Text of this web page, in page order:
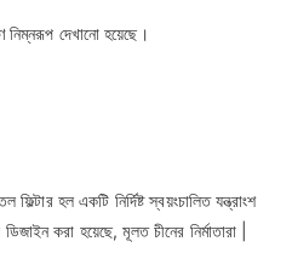
নিম্নরূপ দেখানো হয়েছে।